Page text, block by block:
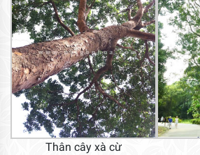
Thân cây xà cừ